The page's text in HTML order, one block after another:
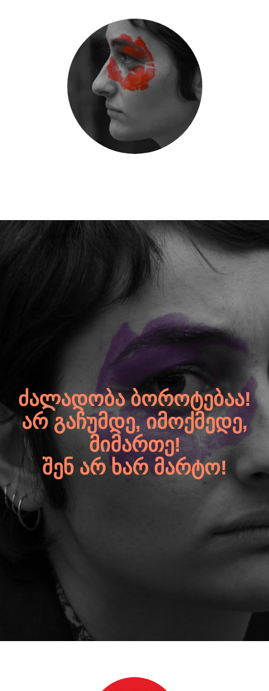
ᲫᲐᲚᲐᲓᲝᲑᲐ ᲑᲝᲠᲝᲢᲔᲑᲐᲐ!
ᲐᲠ ᲒᲐᲩᲣᲛᲓᲔ, ᲘᲛᲝᲥᲛᲔᲓᲔ,
ᲛᲘᲛᲐᲠᲗᲔ!
ᲨᲔᲜ ᲐᲠ ᲮᲐᲠ ᲛᲐᲠᲢᲝ!